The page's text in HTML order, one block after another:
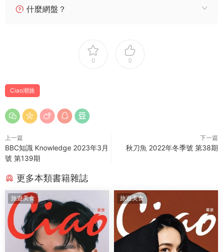
什麼網盤？
0 0
Ciao潮旅
上一篇
BBC知識 Knowledge 2023年3月
號 第139期
下一篇
秋刀魚 2022年冬季號 第38期
更多本類書籍雜誌
旅遊美食 旅遊美食